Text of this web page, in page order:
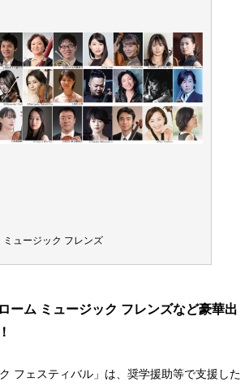
ュージック フレンズ
ーム ミュージック フレンズなど豪華出
フェスティバル」は、奨学援助等で支援した